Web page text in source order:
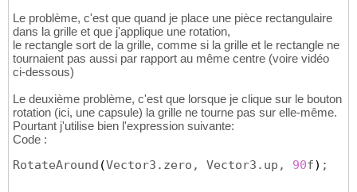
Le problème, c'est que quand je place une pièce rectangulaire
dans la grille et que j'applique une rotation,
le rectangle sort de la grille, comme si la grille et le rectangle ne
tournaient pas aussi par rapport au même centre (voire vidéo
ci-dessous)
Le deuxième problème, c'est que lorsque je clique sur le bouton
rotation (ici, une capsule) la grille ne tourne pas sur elle-même.
Pourtant j'utilise bien l'expression suivante:
Code :
RotateAround (Vector3.zero, Vector3.up, 90f) ;